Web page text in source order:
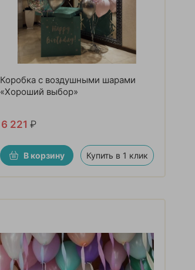
Коробка с воздушными шарами
«Хороший выбор»
6 221 ₽
В корзину Купить в 1 клик